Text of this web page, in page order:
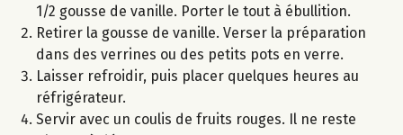
1/2 gousse de vanille. Porter le tout à ébullition.
Retirer la gousse de vanille. Verser la préparation
dans des verrines ou des petits pots en verre.
Laisser refroidir, puis placer quelques heures au
réfrigérateur.
Servir avec un coulis de fruits rouges. Il ne reste